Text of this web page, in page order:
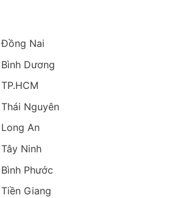
Nai
Dương
Nguyên
An
Ninh
Phước
Giang